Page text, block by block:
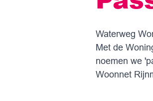
Waterweg
Met de
noemen we
Woonnet